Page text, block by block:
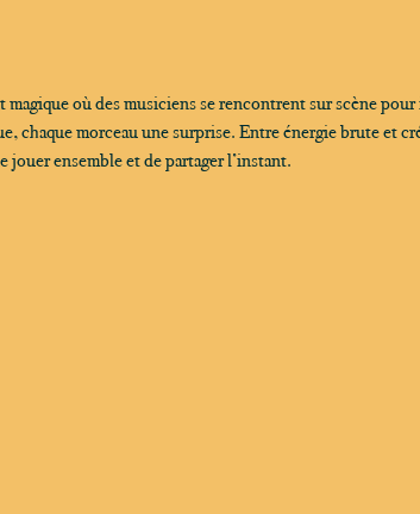
magique où des musiciens se rencontrent sur scène
chaque morceau une surprise. Entre énergie brute et
jouer ensemble et de partager l’instant.